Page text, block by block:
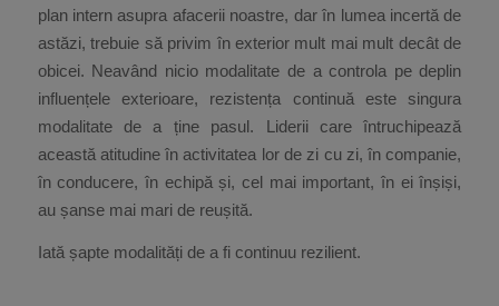
plan intern asupra afacerii noastre, dar în lumea incertă de
astăzi, trebuie să privim în exterior mult mai mult decât de
obicei. Neavând nicio modalitate de a controla pe deplin
influențele exterioare, rezistența continuă este singura
modalitate de a ține pasul. Liderii care întruchipează
această atitudine în activitatea lor de zi cu zi, în companie,
în conducere, în echipă și, cel mai important, în ei înșiși,
au șanse mai mari de reușită.
Iată șapte modalități de a fi continuu rezilient.